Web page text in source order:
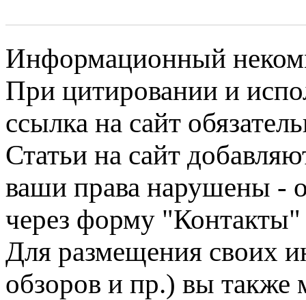
Информационный
При цитировании и
ссылка на сайт
Статьи на сайт
ваши права нарушены -
через форму "Контакты"
Для размещения своих
обзоров и пр.) вы также